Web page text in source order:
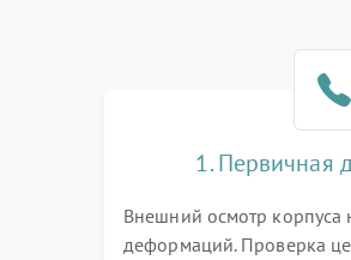
1. Первичная
Внешний осмотр корпуса
деформаций. Проверка